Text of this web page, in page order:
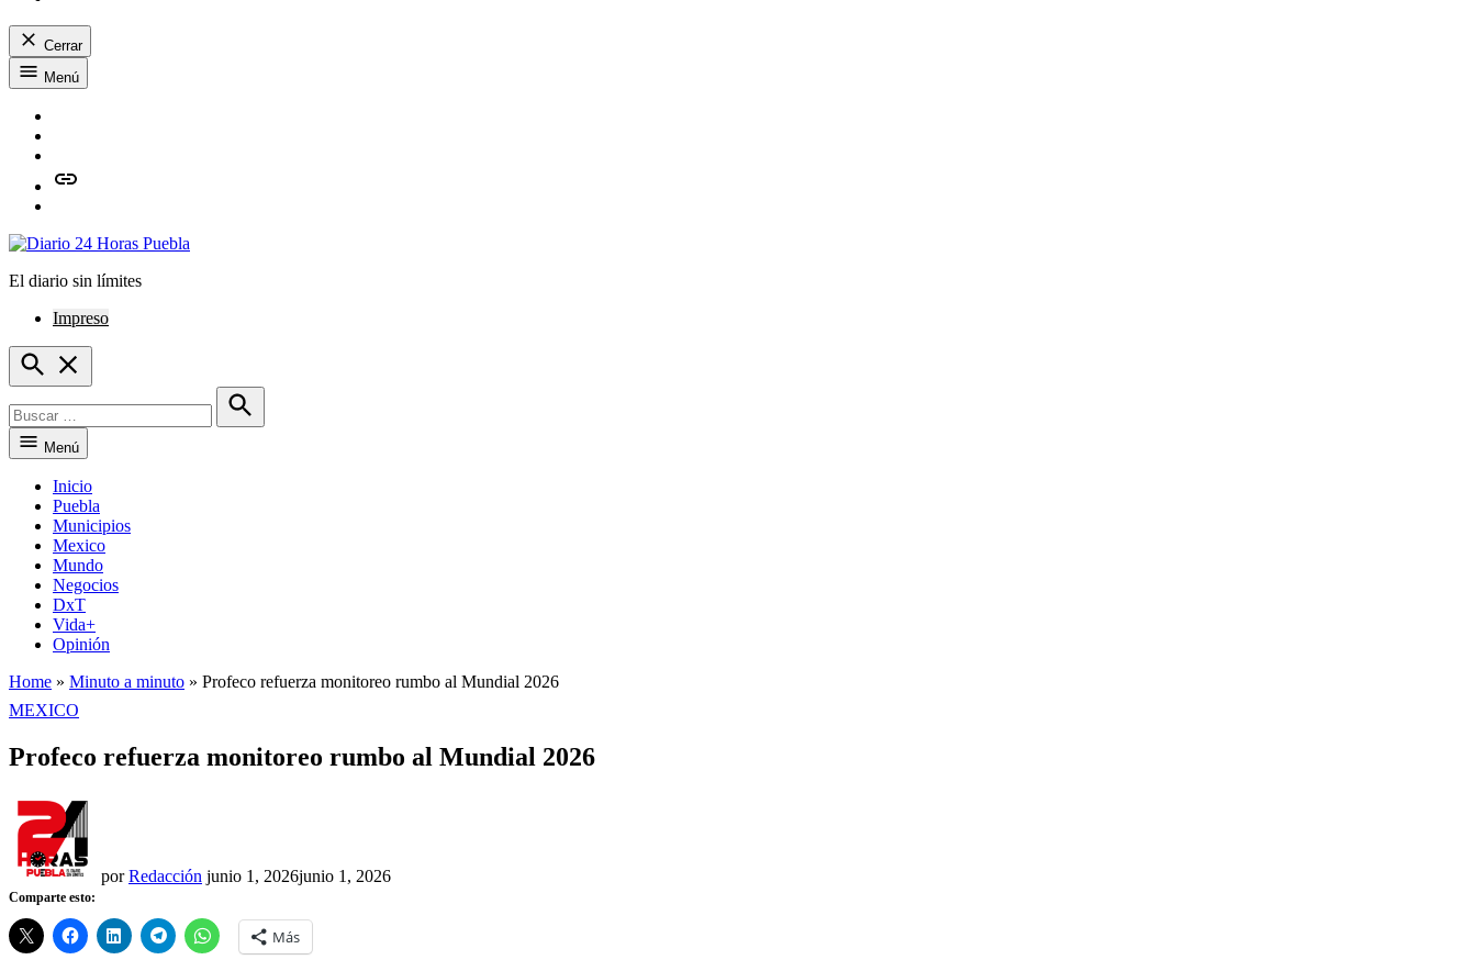
Cerrar
Saltar
al
Menú
issuu
El diario sin límites
Impreso
Open
Search
Buscar
Menú
Inicio
Puebla
Municipios
Mexico
Mundo
Negocios
DxT
Vida+
Opinión
Home » Minuto a minuto » Profeco refuerza monitoreo rumbo al Mundial 2026
PUBLICADO
MEXICO
Profeco refuerza monitoreo rumbo al Mundial 2026
por Redacción junio 1, 2026junio 1, 2026
Comparte esto:
Más